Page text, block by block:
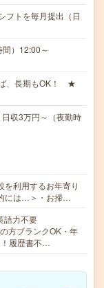
フトを毎月提出（日
）12:00～
、長期もOK！ ★
収3万円～（夜勤時
を利用するお年寄り
には…＞・お掃…
語力不要
方ブランクOK・年
！履歴書不…